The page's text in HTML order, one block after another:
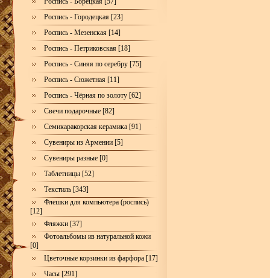
Роспись - Городецкая [23]
Роспись - Мезенская [14]
Роспись - Петриковская [18]
Роспись - Синяя по серебру [75]
Роспись - Сюжетная [11]
Роспись - Чёрная по золоту [62]
Свечи подарочные [82]
Семикаракорская керамика [91]
Сувениры из Армении [5]
Сувениры разные [0]
Таблетницы [52]
Текстиль [343]
Флешки для компьютера (роспись)
[12]
Фляжки [37]
Фотоальбомы из натуральной кожи
[0]
Цветочные корзинки из фарфора [17]
Часы [291]